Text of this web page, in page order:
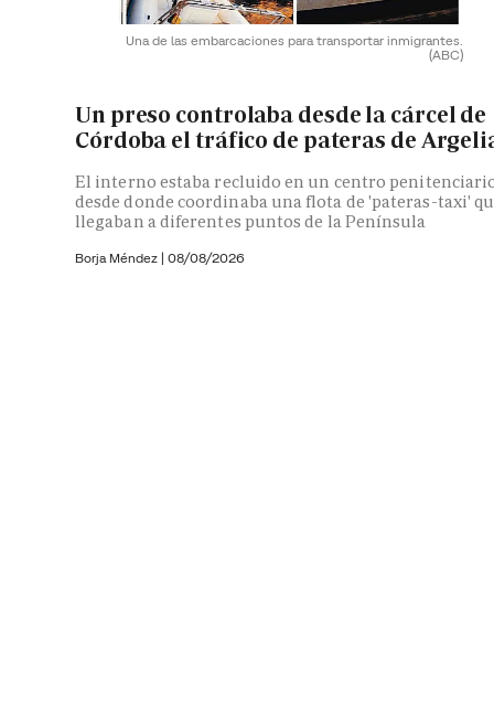
Una de las embarcaciones para transportar inmigrantes.
(ABC)
Un preso controlaba desde la cárcel de
Córdoba el tráfico de pateras de
El interno estaba recluido en un centro
desde donde coordinaba una flota de 'pateras-taxi'
llegaban a diferentes puntos de la Península
Borja Méndez | 08/08/2026